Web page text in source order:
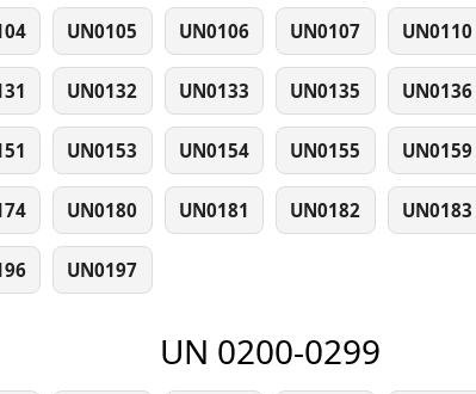
UN0105 UN0106 UN0107 UN0110
UN0132 UN0133 UN0135 UN0136
UN0153 UN0154 UN0155 UN0159
UN0180 UN0181 UN0182 UN0183
UN0197
UN 0200-0299